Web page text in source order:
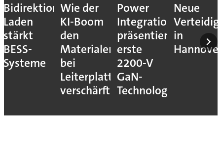
Bidirektionales
Laden
stärkt
BESS-
Systeme
Wie der
KI-Boom
den
Materialengpass
bei
Leiterplatten
verschärft
Power
Integrations
präsentiert
erste
2200-V
GaN-
Technologie
Neue
in